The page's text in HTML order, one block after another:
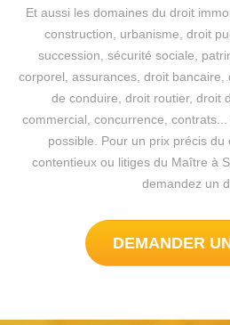
Et aussi les domaines du droit
construction, urbanisme, droit
succession, sécurité sociale,
corporel, assurances, droit
de conduire, droit routier, droit
commercial, concurrence,
possible. Pour un prix précis du
contentieux ou litiges du Maître à
demandez un
DEMANDER